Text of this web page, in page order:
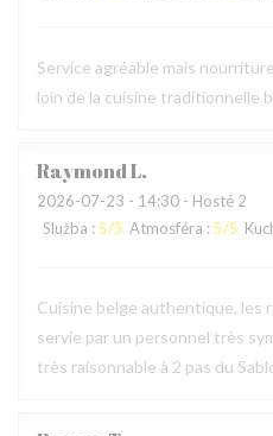
Service agréable mais
loin de la cuisine traditionnelle
RaymondL
2026-07-23 - 14:30 - Hosté 2
Služba : 5/5 Atmosféra : 5/5
Cuisine belge authentique, les
servie par un personnel très
très raisonnable à 2 pas du